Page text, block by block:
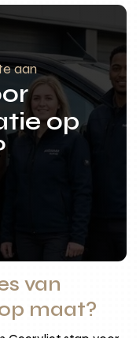
aan
op
van
maat?